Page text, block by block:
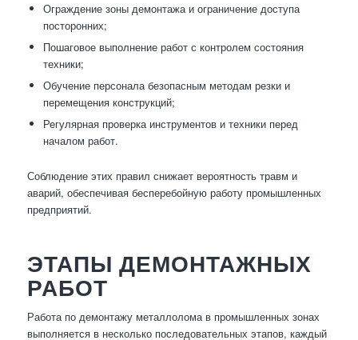
Ограждение зоны демонтажа и ограничение доступа
посторонних;
Пошаговое выполнение работ с контролем состояния
техники;
Обучение персонала безопасным методам резки и
перемещения конструкций;
Регулярная проверка инструментов и техники перед
началом работ.
Соблюдение этих правил снижает вероятность травм и
аварий, обеспечивая бесперебойную работу промышленных
предприятий.
ЭТАПЫ ДЕМОНТАЖНЫХ
РАБОТ
Работа по демонтажу металлолома в промышленных зонах
выполняется в несколько последовательных этапов, каждый